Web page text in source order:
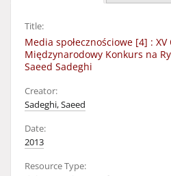
Title:
Media społecznościowe [4] :
Międzynarodowy Konkurs na
Saeed Sadeghi
Creator:
Sadeghi, Saeed
Date:
2013
Resource Type: